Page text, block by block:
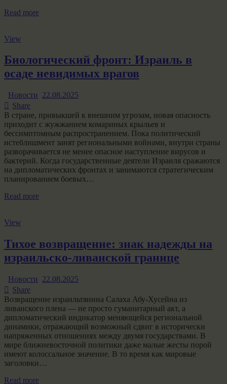
Read more
View
Биологический фронт: Израиль в
осаде невидимых врагов
Новости 22.08.2025
Share
В стране, привыкшей к внешним угрозам, новая опасность
приходит с жужжанием комариных крыльев и
бессимптомным распространением. Пока политический
истеблишмент занят региональными войнами, внутри страны
разворачивается не менее опасное наступление вирусов и
бактерий. Когда государственные деятели Израиля сражаются
на дипломатических фронтах и занимаются стратегическим
планированием боевых…
Read more
View
Тихое возвращение: знак надежды на
израильско-ливанской границе
Новости 22.08.2025
Share
Возвращение израильтянина Салаха Абу-Хусейна из
ливанского плена — не просто гуманитарный акт, а
дипломатический индикатор меняющейся региональной
динамики, отражающий возможный сдвиг в исторически
напряженных отношениях между двумя государствами. В
мире ближневосточной политики даже малые жесты порой
имеют колоссальное значение. В то время как мировые
заголовки…
Read more